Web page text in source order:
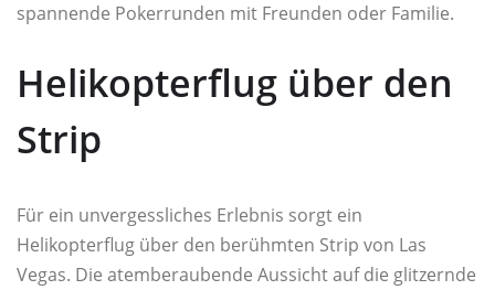
spannende Pokerrunden mit Freunden oder Familie.
Helikopterflug über den
Strip
Für ein unvergessliches Erlebnis sorgt ein
Helikopterflug über den berühmten Strip von Las
Vegas. Die atemberaubende Aussicht auf die glitzernde